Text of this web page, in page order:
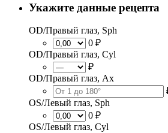
Укажите данные рецепта
OD/Правый глаз, Sph
0 ₽
OD/Правый глаз, Cyl
₽
OD/Правый глаз, Ax
OS/Левый глаз, Sph
0 ₽
OS/Левый глаз, Cyl